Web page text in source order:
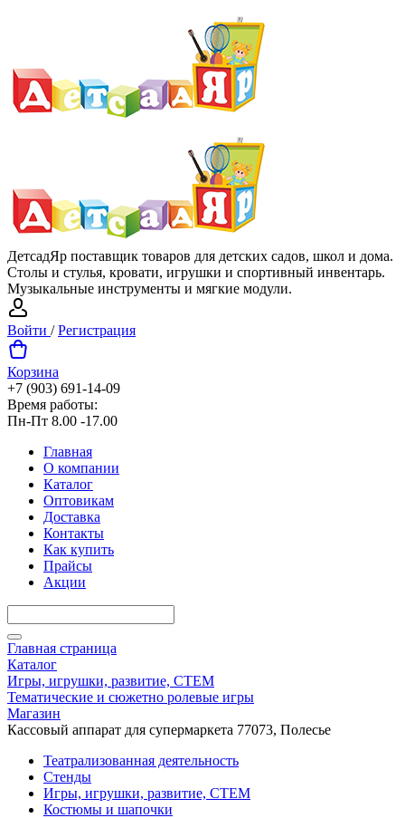
ДетсадЯр поставщик товаров для детских садов, школ и дома.
Столы и стулья, кровати, игрушки и спортивный инвентарь.
Музыкальные инструменты и мягкие модули.
Войти /Регистрация
Корзина
+7 (903) 691-14-09
Время работы:
Пн-Пт 8.00 -17.00
Главная
О компании
Каталог
Оптовикам
Доставка
Контакты
Как купить
Прайсы
Акции
Главная страница
Каталог
Игры, игрушки, развитие, СТЕМ
Тематические и сюжетно ролевые игры
Магазин
Кассовый аппарат для супермаркета 77073, Полесье
Театрализованная деятельность
Стенды
Игры, игрушки, развитие, СТЕМ
Костюмы и шапочки